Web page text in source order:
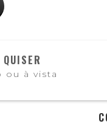
QUISER
ou à vista